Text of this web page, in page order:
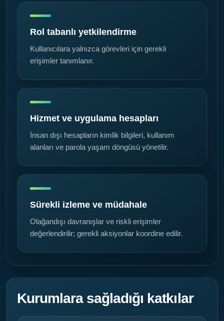
Rol tabanlı yetkilendirme
Kullanıcılara yalnızca görevleri için gerekli
erişimler tanımlanır.
Hizmet ve uygulama hesapları
İnsan dışı hesapların kimlik bilgileri, kullanım
alanları ve parola yaşam döngüsü yönetilir.
Sürekli izleme ve müdahale
Olağandışı davranışlar ve riskli erişimler
değerlendirilir; gerekli aksiyonlar koordine edilir.
Kurumlara sağladığı katkılar